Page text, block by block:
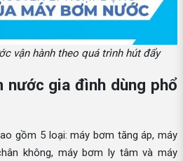
vận hành theo quá trình hút đẩy
nước gia đình dùng phổ
gồm 5 loại: máy bơm tăng áp, máy
không, máy bơm ly tâm và máy